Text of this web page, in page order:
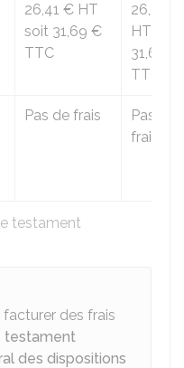
testament
26,41 € HT
soit 31,69 €
TTC
26,41 €
HT soit
31,69 €
TTC
Pas de frais
Pas de
frais
des frais
testament
des dispositions